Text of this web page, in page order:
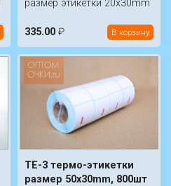
размер этикетки 20х30mm
335.00 ₽ В корзину
TE-3 термо-этикетки
размер 50x30mm, 800шт